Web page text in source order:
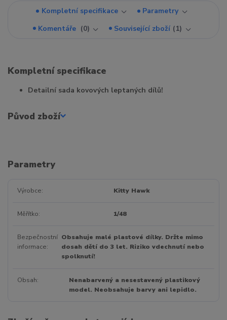
Kompletní specifikace
Parametry
Komentáře
0 Související zboží 1
Kompletní specifikace
Detailní sada kovových leptaných dílů!
Původ zboží
Parametry
Výrobce Kitty Hawk
Měřítko 1/48
Bezpečnostní
informace
Obsahuje malé plastové dílky. Držte mimo
dosah dětí do 3 let. Riziko vdechnutí nebo
spolknutí!
Obsah
Nenabarvený a nesestavený plastikový
model. Neobsahuje barvy ani lepidlo.